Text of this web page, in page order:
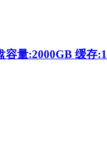
量:2000GB 缓存